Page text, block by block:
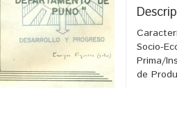
Socio-
Prima/
de